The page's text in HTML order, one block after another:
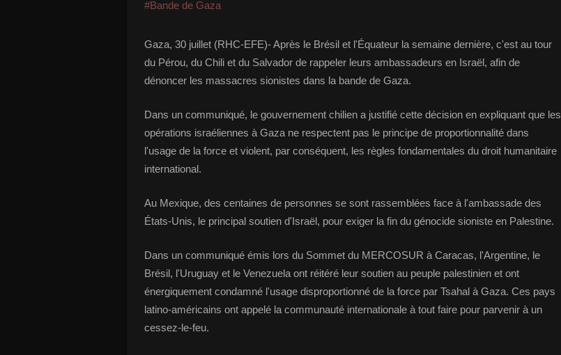
#Bande de Gaza
Gaza, 30 juillet (RHC-EFE)- Après le Brésil et l'Équateur la semaine dernière, c'est au tour
du Pérou, du Chili et du Salvador de rappeler leurs ambassadeurs en Israël, afin de
dénoncer les massacres sionistes dans la bande de Gaza.
Dans un communiqué, le gouvernement chilien a justifié cette décision en expliquant que les
opérations israéliennes à Gaza ne respectent pas le principe de proportionnalité dans
l'usage de la force et violent, par conséquent, les règles fondamentales du droit humanitaire
international.
Au Mexique, des centaines de personnes se sont rassemblées face à l'ambassade des
États-Unis, le principal soutien d'Israël, pour exiger la fin du génocide sioniste en Palestine.
Dans un communiqué émis lors du Sommet du MERCOSUR à Caracas, l'Argentine, le
Brésil, l'Uruguay et le Venezuela ont réitéré leur soutien au peuple palestinien et ont
énergiquement condamné l'usage disproportionné de la force par Tsahal à Gaza. Ces pays
latino-américains ont appelé la communauté internationale à tout faire pour parvenir à un
cessez-le-feu.